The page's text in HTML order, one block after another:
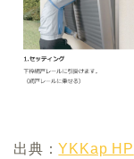
出典：YKKap HP